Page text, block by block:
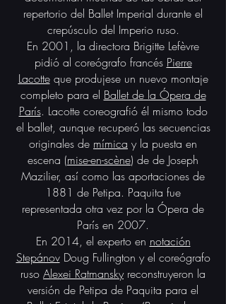
repertorio del Ballet Imperial durante el
crepúsculo del Imperio ruso.​
En 2001, la directora Brigitte Lefèvre
pidió al coreógrafo francés Pierre
Lacotteque produjese un nuevo montaje
completo para el Ballet de la Ópera de
París. Lacotte coreografió él mismo todo
el ballet, aunque recuperó las secuencias
originales de mímica y la puesta en
escena (mise-en-scène) de de Joseph
Mazilier, así como las aportaciones de
1881 de Petipa. Paquita fue
representada otra vez por la Ópera de
París en 2007.​
En 2014, el experto en notación
StepánovDoug Fullington y el coreógrafo
ruso Alexei Ratmanskyreconstruyeron la
versión de Petipa de Paquita para el